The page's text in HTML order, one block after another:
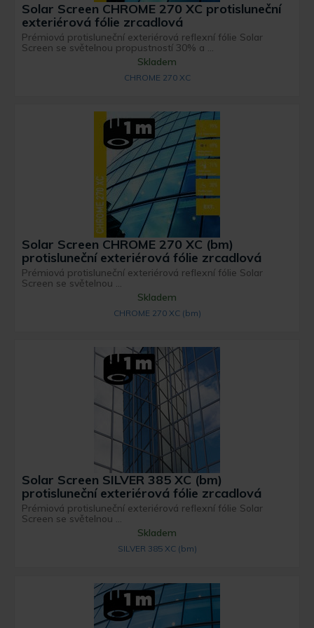
Solar Screen CHROME 270 XC protisluneční
exteriérová fólie zrcadlová
Prémiová protisluneční exteriérová reflexní fólie Solar
Screen se světelnou propustností 30% a ...
Skladem
CHROME 270 XC
Solar Screen CHROME 270 XC (bm)
protisluneční exteriérová fólie zrcadlová
Prémiová protisluneční exteriérová reflexní fólie Solar
Screen se světelnou ...
Skladem
CHROME 270 XC (bm)
Solar Screen SILVER 385 XC (bm)
protisluneční exteriérová fólie zrcadlová
Prémiová protisluneční exteriérová reflexní fólie Solar
Screen se světelnou ...
Skladem
SILVER 385 XC (bm)